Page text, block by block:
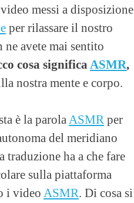
messi a disposizione
per rilassare il nostro
ne avete mai sentito
cosa significa ASMR,
nostra mente e corpo.
è la parola ASMR per
del meridiano
traduzione ha a che fare
sulla piattaforma
i video ASMR. Di cosa si